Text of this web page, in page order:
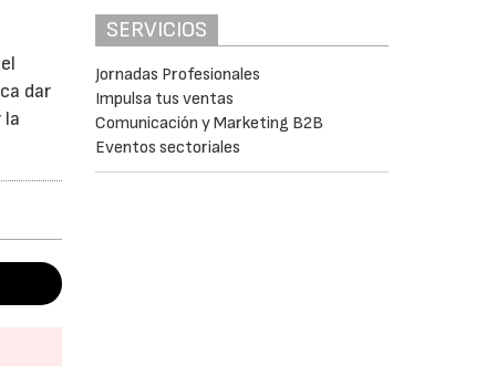
dar
la
SERVICIOS
Jornadas Profesionales
Impulsa tus ventas
Comunicación y Marketing B2B
Eventos sectoriales